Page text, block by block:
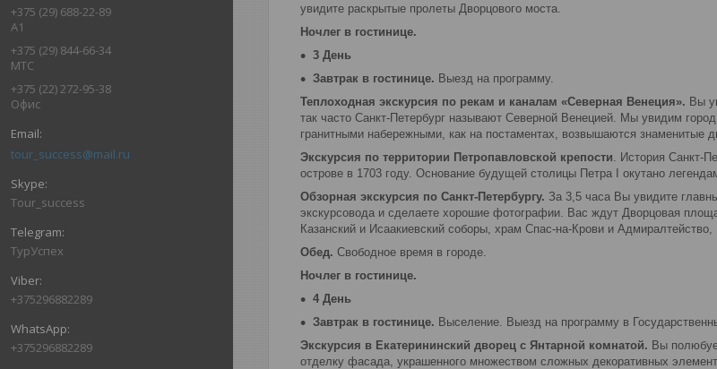
+375 (29) 688-22-89
А1
+375 (29) 844-66-34
МТС
+375 (22) 272-95-38
Офис
tour_success@mail.ru
Tour_success
ТурУспех
+375296882289
+375296882289
увидите раскрытые пролеты Дворцового моста.
Ночлег в гостинице.
3 День
Завтрак в гостинице. Выезд на программу.
Теплоходная экскурсия по рекам и каналам «Северная Венеция». Вы
так часто Санкт-Петербург называют Северной Венецией. Мы увидим
гранитными набережными, как на постаментах, возвышаются знаменитые
Экскурсия по территории Петропавловской крепости . История Санкт-
острове в 1703 году. Основание будущей столицы Петра I окутано
Обзорная экскурсия по Санкт-Петербургу. За 3,5 часа Вы увидите
экскурсовода и сделаете хорошие фотографии. Вас ждут Дворцовая
Казанский и Исаакиевский соборы, храм Спас-на-Крови и
Обед. Свободное время в городе.
Ночлег в гостинице.
4 День
Завтрак в гостинице. Выселение. Выезд на программу в
Экскурсия в Екатерининский дворец с Янтарной комнатой. Вы
отделку фасада, украшенного множеством сложных декоративных